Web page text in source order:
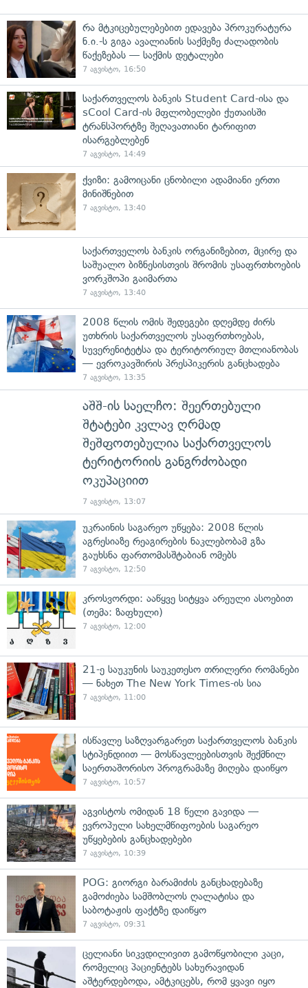
რა მტკიცებულებებით ედავება პროკურატურა
ნ.ი.-ს გიგა ავალიანის საქმეზე ძალადობის
წაქეზებას — საქმის დეტალები
7 აგვისტო, 16:50
საქართველოს ბანკის Student Card-ისა და
sCool Card-ის მფლობელები ქუთაისში
ტრანსპორტზე შეღავათიანი ტარიფით
ისარგებლებენ
7 აგვისტო, 14:49
ქვიზი: გამოიცანი ცნობილი ადამიანი ერთი
მინიშნებით
7 აგვისტო, 13:40
საქართველოს ბანკის ორგანიზებით, მცირე და
საშუალო ბიზნესისთვის შრომის უსაფრთხოების
ვორკშოპი გაიმართა
7 აგვისტო, 13:40
2008 წლის ომის შედეგები დღემდე ძირს
უთხრის საქართველოს უსაფრთხოებას,
სუვერენიტეტსა და ტერიტორიულ მთლიანობას
— ევროკავშირის პრესპიკერის განცხადება
7 აგვისტო, 13:35
აშშ-ის საელჩო: შეერთებული
შტატები კვლავ ღრმად
შეშფოთებულია საქართველოს
ტერიტორიის განგრძობადი
ოკუპაციით
7 აგვისტო, 13:07
უკრაინის საგარეო უწყება: 2008 წლის
აგრესიაზე რეაგირების ნაკლებობამ გზა
გაუხსნა ფართომასშტაბიან ომებს
7 აგვისტო, 12:50
კროსვორდი: ააწყვე სიტყვა არეული ასოებით
(თემა: ზაფხული)
7 აგვისტო, 12:00
21-ე საუკუნის საუკეთესო თრილერი რომანები
— ნახეთ The New York Times-ის სია
7 აგვისტო, 11:00
ისწავლე საზღვარგარეთ საქართველოს ბანკის
სტიპენდიით — მოსწავლეებისთვის შექმნილ
საერთაშორისო პროგრამაზე მიღება დაიწყო
7 აგვისტო, 10:57
აგვისტოს ომიდან 18 წელი გავიდა —
ევროპული სახელმწიფოების საგარეო
უწყებების განცხადებები
7 აგვისტო, 10:39
POG: გიორგი ბარამიძის განცხადებაზე
გამოძიება სამშობლოს ღალატისა და
საბოტაჟის ფაქტზე დაიწყო
7 აგვისტო, 09:31
ცელიანი სიკვდილივით გამოწყობილი კაცი,
რომელიც პაციენტებს სახურავიდან
აშტერდებოდა, ამტკიცებს, რომ ყვავი იყო